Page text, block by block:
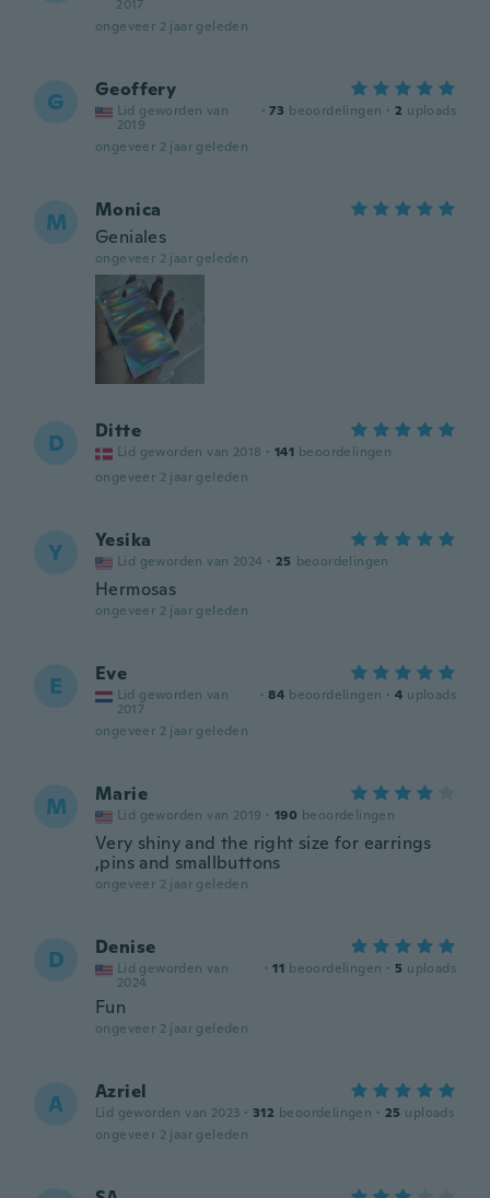
2017
ongeveer 2 jaar geleden
G Geoffery
Lid geworden van
2019
· 73 beoordelingen · 2 uploads
ongeveer 2 jaar geleden
M
Monica
Geniales
ongeveer 2 jaar geleden
D Ditte
Lid geworden van 2018 · 141 beoordelingen
ongeveer 2 jaar geleden
Y Yesika
Lid geworden van 2024 · 25 beoordelingen
Hermosas
ongeveer 2 jaar geleden
E Eve
Lid geworden van
2017
· 84 beoordelingen · 4 uploads
ongeveer 2 jaar geleden
M Marie
Lid geworden van 2019 · 190 beoordelingen
Very shiny and the right size for earrings
,pins and smallbuttons
ongeveer 2 jaar geleden
D Denise
Lid geworden van
2024
· 11 beoordelingen · 5 uploads
Fun
ongeveer 2 jaar geleden
A Azriel
Lid geworden van 2023 · 312 beoordelingen · 25 uploads
ongeveer 2 jaar geleden